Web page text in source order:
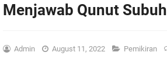
Menjawab Qunut Subuh
Admin August 11, 2022 Pemikiran